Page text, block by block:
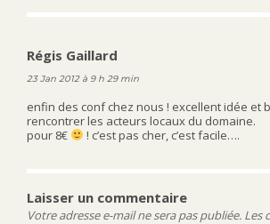
Régis Gaillard
23 Jan 2012 à 9 h 29 min
enfin des conf chez nous ! excellent idée et
rencontrer les acteurs locaux du domaine.
pour 8€
! c’est pas cher, c’est facile….
Laisser un commentaire
Votre adresse e-mail ne sera pas publiée. Les